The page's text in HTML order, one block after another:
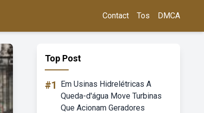
Contact Tos DMCA
Top Post
#1
Em Usinas Hidrelétricas A
Queda-d'água Move Turbinas
Que Acionam Geradores